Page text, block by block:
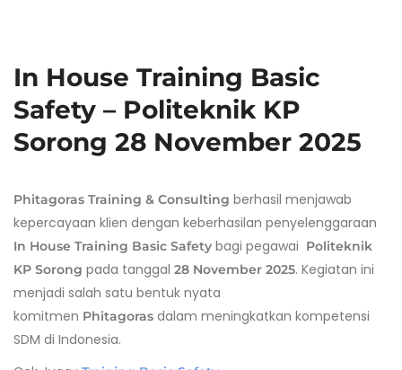
In House Training Basic
Safety – Politeknik KP
Sorong 28 November 2025
Phitagoras Training & Consulting berhasil menjawab
kepercayaan klien dengan keberhasilan penyelenggaraan
In House Training Basic Safety bagi pegawai Politeknik
KP Sorong pada tanggal 28 November 2025. Kegiatan ini
menjadi salah satu bentuk nyata
komitmen Phitagoras dalam meningkatkan kompetensi
SDM di Indonesia.